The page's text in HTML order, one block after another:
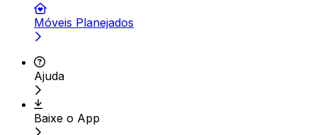
Móveis Planejados
Ajuda
Baixe o App